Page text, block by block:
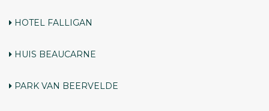
HOTEL FALLIGAN
HUIS BEAUCARNE
PARK VAN BEERVELDE